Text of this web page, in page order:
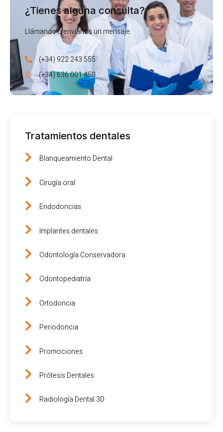
¿Tienes alguna consulta?
Llámanos o envíanos un mensaje.
(+34) 922 243 555
(+34) 636 001 450
Tratamientos dentales
Blanqueamiento Dental
Cirugía oral
Endodoncias
Implantes dentales
Odontología Conservadora
Odontopediatría
Ortodoncia
Periodoncia
Promociones
Prótesis Dentales
Radiología Dental 3D